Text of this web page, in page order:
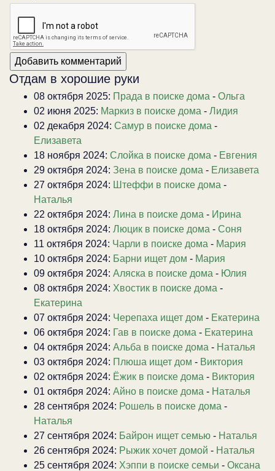
Отдам в хорошие руки
08 октября 2025: Прада в поиске дома - Ольга
02 июня 2025: Маркиз в поиске дома - Лидия
02 декабря 2024: Самур в поиске дома -
Елизавета
18 ноября 2024: Слойка в поиске дома - Евгения
29 октября 2024: Зена в поиске дома - Елизавета
27 октября 2024: Штеффи в поиске дома -
Наталья
22 октября 2024: Лина в поиске дома - Ирина
18 октября 2024: Люцик в поиске дома - Соня
11 октября 2024: Чарли в поиске дома - Мария
10 октября 2024: Барни ищет дом - Мария
09 октября 2024: Аляска в поиске дома - Юлия
08 октября 2024: Хвостик в поиске дома -
Екатерина
07 октября 2024: Черепаха ищет дом - Екатерина
06 октября 2024: Гав в поиске дома - Екатерина
04 октября 2024: Альба в поиске дома - Наталья
03 октября 2024: Плюша ищет дом - Виктория
02 октября 2024: Ёжик в поиске дома - Виктория
01 октября 2024: Айно в поиске дома - Наталья
28 сентября 2024: Рошель в поиске дома -
Наталья
27 сентября 2024: Байрон ищет семью - Наталья
26 сентября 2024: Рыжик хочет домой - Наталья
25 сентября 2024: Хэппи в поиске семьи - Оксана